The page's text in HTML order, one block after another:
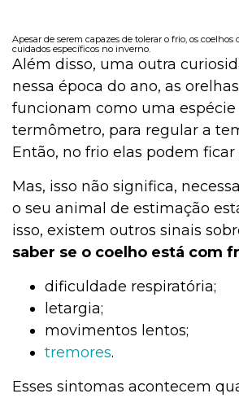
Apesar de serem capazes de tolerar o frio, os
cuidados específicos no inverno.
Além disso, uma outra
nessa época do ano, as
funcionam como uma espécie
termômetro, para regular a
Então, no frio elas podem ficar
Mas, isso não significa,
o seu animal de estimação
isso, existem outros sinais
saber se o coelho está com
dificuldade respiratória;
letargia;
movimentos lentos;
tremores.
Esses sintomas acontecem